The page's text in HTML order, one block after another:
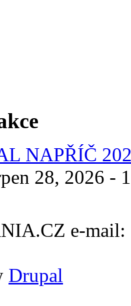
NAPŘÍČ
28, 2026 -
e-mail:
Drupal